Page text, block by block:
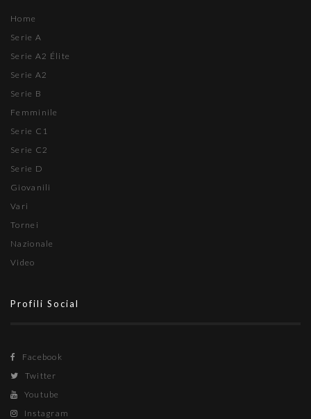
Home
Serie A
Serie A2 Élite
Serie A2
Serie B
Femminile
Serie C1
Serie C2
Serie D
Giovanili
Vari
Tornei
Nazionale
Video
Profili Social
Facebook
Twitter
Youtube
Instagram